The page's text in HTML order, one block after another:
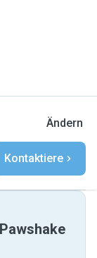
Ändern
Kontaktiere